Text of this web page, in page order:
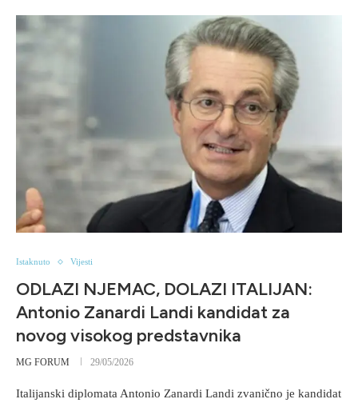
Istaknuto Vijesti
ODLAZI NJEMAC, DOLAZI ITALIJAN:
Antonio Zanardi Landi kandidat za
novog visokog predstavnika
MG FORUM 29/05/2026
Italijanski diplomata Antonio Zanardi Landi zvanično je kandidat